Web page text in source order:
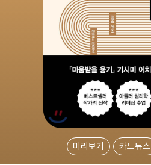
미리보기 카드뉴스